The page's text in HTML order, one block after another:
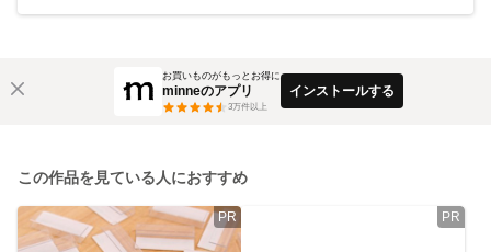
お買いものがもっとお得に
minneのアプリ
3万件以上
インストールする
この作品を見ている人におすすめ
PR PR